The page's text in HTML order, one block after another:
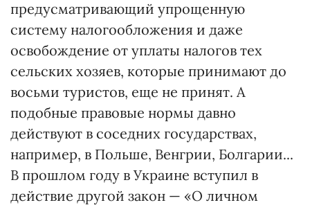
предусматривающий упрощенную
систему налогообложения и даже
освобождение от уплаты налогов тех
сельских хозяев, которые принимают до
восьми туристов, еще не принят. А
подобные правовые нормы давно
действуют в соседних государствах,
например, в Польше, Венгрии, Болгарии...
В прошлом году в Украине вступил в
действие другой закон — «О личном